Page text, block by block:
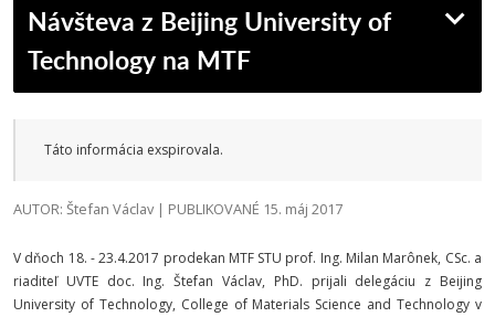
Návšteva z Beijing University of
Technology na MTF
Táto informácia exspirovala.
AUTOR: Štefan Václav | PUBLIKOVANÉ 15. máj 2017
V dňoch 18. - 23.4.2017 prodekan MTF STU prof. Ing. Milan Marônek, CSc. a
riaditeľ UVTE doc. Ing. Štefan Václav, PhD. prijali delegáciu z Beijing
University of Technology, College of Materials Science and Technology v